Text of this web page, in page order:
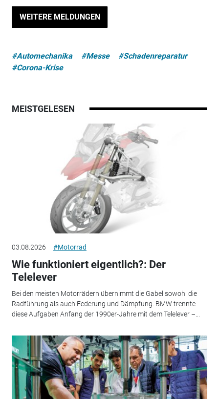
WEITERE MELDUNGEN
#Automechanika #Messe
#Schadenreparatur
#Corona-Krise
MEISTGELESEN
03.08.2026 #Motorrad
Wie funktioniert eigentlich?: Der
Telelever
Bei den meisten Motorrädern übernimmt die Gabel sowohl die
Radführung als auch Federung und Dämpfung. BMW trennte
diese Aufgaben Anfang der 1990er-Jahre mit dem Telelever –...